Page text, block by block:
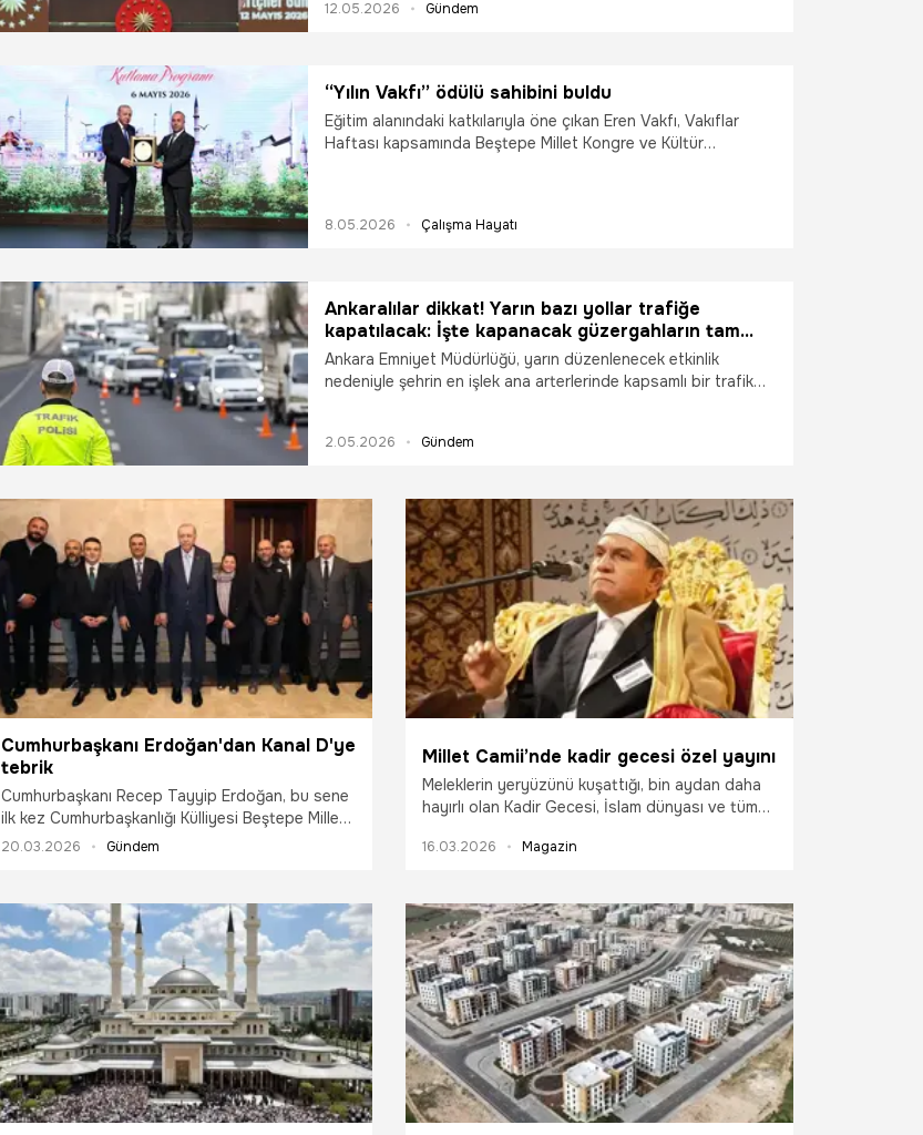
milyon dolara kadar finansman imkanı sağlayacağız'' dedi.
12.05.2026 Gündem
“Yılın Vakfı” ödülü sahibini buldu
Eğitim alanındaki katkılarıyla öne çıkan Eren Vakfı, Vakıflar
Haftası kapsamında Beştepe Millet Kongre ve Kültür
aldı.
8.05.2026 Çalışma Hayatı
Ankaralılar dikkat! Yarın bazı yollar trafiğe
kapatılacak: İşte kapanacak güzergahların tam
listesi
Ankara Emniyet Müdürlüğü, yarın düzenlenecek etkinlik
nedeniyle şehrin en işlek ana arterlerinde kapsamlı bir trafik
daha birçok kritik güzergah çift yönlü olarak araç trafiğine
2.05.2026 Gündem
Cumhurbaşkanı Erdoğan'dan Kanal D'ye
tebrik
Cumhurbaşkanı Recep Tayyip Erdoğan, bu sene
ilk kez Cumhurbaşkanlığı Külliyesi Beştepe Millet
Camii avlusundaki özel stüdyodan yayın yapan
20.03.2026 Gündem
Millet Camii’nde kadir gecesi özel yayını
Meleklerin yeryüzünü kuşattığı, bin aydan daha
hayırlı olan Kadir Gecesi, İslam dünyası ve tüm
Külliyesi Beştepe Millet Camii'nde Diyanet İşleri
Gecesi Özel” programı ise Kanal D’den canlı
yayınlanacak.
16.03.2026 Magazin